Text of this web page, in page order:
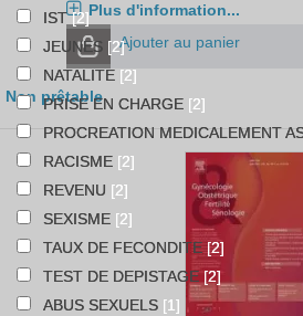
Plus d'information...
Ajouter au panier
Non prêtable
IST[2]
JEUNES [2]
NATALITE [2]
PRISE EN CHARGE [2]
PROCREATION MEDICALEMENT
RACISME [2]
REVENU [2]
SEXISME [2]
TAUX DE FECONDITE[2]
TEST DE DEPISTAGE [2]
ABUS SEXUELS [1]